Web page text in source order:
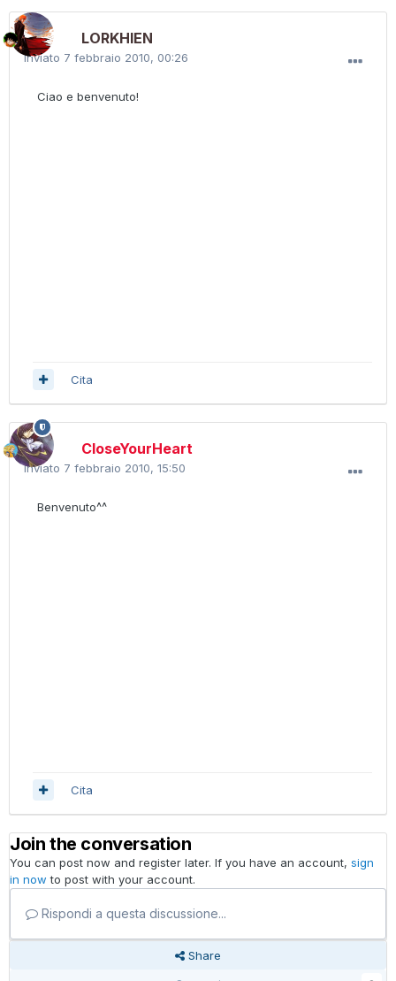
LORKHIEN
Inviato 7 febbraio 2010, 00:26
Ciao e benvenuto!
Cita
CloseYourHeart
Inviato 7 febbraio 2010, 15:50
Benvenuto^^
Cita
Join the conversation
You can post now and register later. If you have an account, sign
in now to post with your account.
Rispondi a questa discussione...
Share